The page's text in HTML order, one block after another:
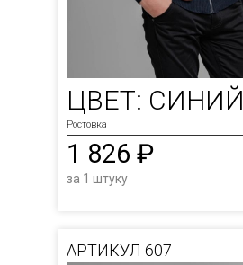
ЦВЕТ: СИНИЙ
Ростовка
1 826 ₽
за 1 штуку
АРТИКУЛ 607